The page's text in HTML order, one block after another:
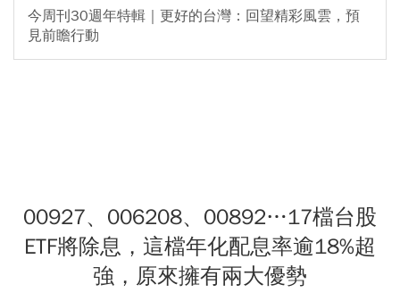
今周刊30週年特輯｜更好的台灣：回望精彩風雲，預
見前瞻行動
00927、006208、00892…17檔台股
ETF將除息，這檔年化配息率逾18%超
強，原來擁有兩大優勢